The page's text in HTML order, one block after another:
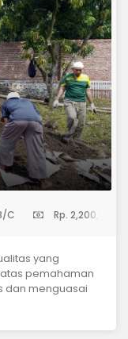
dini.
Menggali dan
melalui
tradisi belajar
taud-
C Rp. 2,200,000
yang
pemahaman
dan menguasai